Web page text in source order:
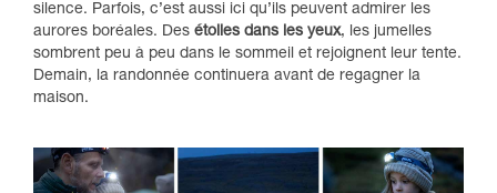
silence. Parfois, c’est aussi ici qu’ils peuvent admirer les
aurores boréales. Des étoiles dans les yeux, les jumelles
sombrent peu à peu dans le sommeil et rejoignent leur tente.
Demain, la randonnée continuera avant de regagner la
maison.